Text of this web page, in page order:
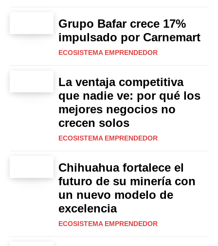
Grupo Bafar crece 17%
impulsado por Carnemart
ECOSISTEMA EMPRENDEDOR
La ventaja competitiva
que nadie ve: por qué los
mejores negocios no
crecen solos
ECOSISTEMA EMPRENDEDOR
Chihuahua fortalece el
futuro de su minería con
un nuevo modelo de
excelencia
ECOSISTEMA EMPRENDEDOR